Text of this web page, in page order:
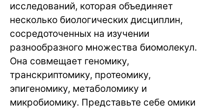
исследований, которая объединяет
несколько биологических дисциплин,
сосредоточенных на изучении
разнообразного множества биомолекул.
Она совмещает геномику,
транскриптомику, протеомику,
эпигеномику, метаболомику и
микробиомику. Представьте себе омики